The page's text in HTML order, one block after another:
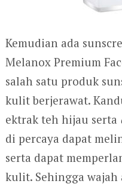
Kemudian ada
Melanox Premium
salah satu produk
kulit berjerawat.
ektrak teh hijau serta
di percaya dapat
serta dapat
kulit. Sehingga wajah